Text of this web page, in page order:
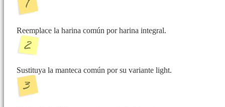
Reemplace la harina común por harina integral.
Sustituya la manteca común por su variante light.